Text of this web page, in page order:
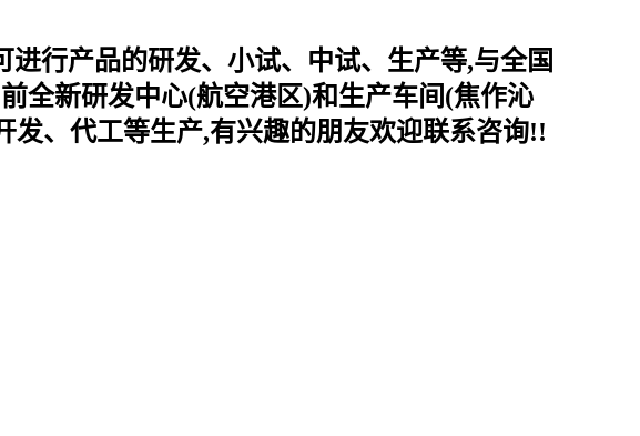
行产品的研发、小试、中试、生产等,与全国
全新研发中心(航空港区)和生产车间(焦作沁
发、代工等生产,有兴趣的朋友欢迎联系咨询!!